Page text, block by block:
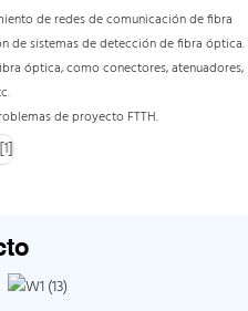
de redes de comunicación de fibra
de sistemas de detección de fibra óptica.
óptica, como conectores, atenuadores,
de proyecto FTTH.